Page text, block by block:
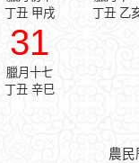
丁丑 甲戌
丁丑 乙
31
臘月十七
丁丑 辛巳
農